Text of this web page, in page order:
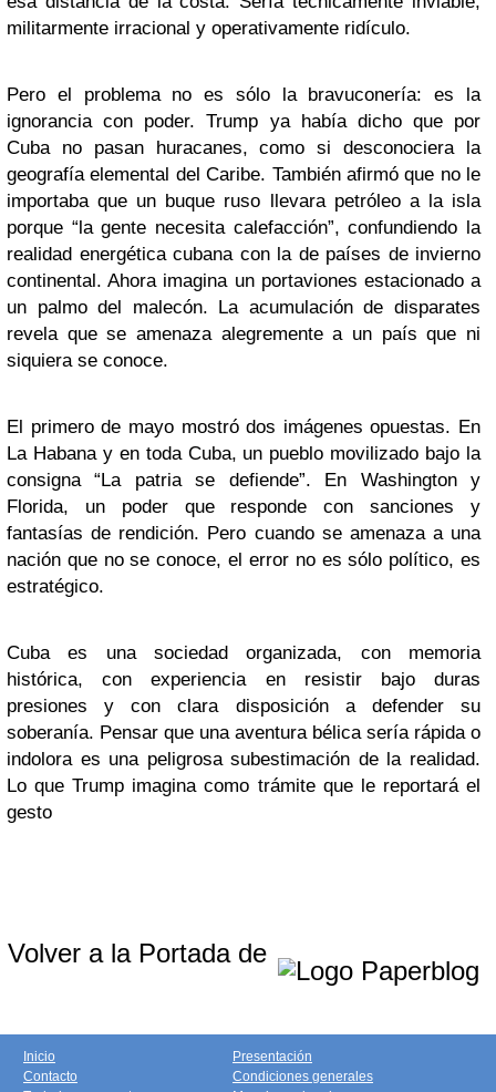
militarmente irracional y operativamente ridículo.
Pero el problema no es sólo la bravuconería: es la
ignorancia con poder. Trump ya había dicho que por
Cuba no pasan huracanes, como si desconociera la
geografía elemental del Caribe. También afirmó que no le
importaba que un buque ruso llevara petróleo a la isla
porque “la gente necesita calefacción”, confundiendo la
realidad energética cubana con la de países de invierno
continental. Ahora imagina un portaviones estacionado a
un palmo del malecón. La acumulación de disparates
revela que se amenaza alegremente a un país que ni
siquiera se conoce.
El primero de mayo mostró dos imágenes opuestas. En
La Habana y en toda Cuba, un pueblo movilizado bajo la
consigna “La patria se defiende”. En Washington y
Florida, un poder que responde con sanciones y
fantasías de rendición. Pero cuando se amenaza a una
nación que no se conoce, el error no es sólo político, es
estratégico.
Cuba es una sociedad organizada, con memoria
histórica, con experiencia en resistir bajo duras
presiones y con clara disposición a defender su
soberanía. Pensar que una aventura bélica sería rápida o
indolora es una peligrosa subestimación de la realidad.
Lo que Trump imagina como trámite que le reportará el
gesto
Volver a la Portada de
Inicio
Contacto
Presentación
Condiciones generales